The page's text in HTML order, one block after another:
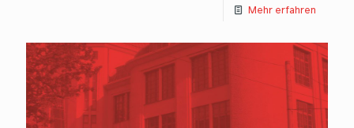
Mehr erfahren